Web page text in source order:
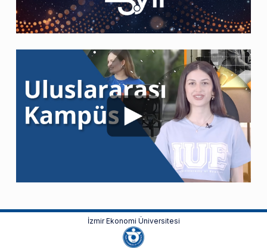
İzmir Ekonomi Üniversitesi